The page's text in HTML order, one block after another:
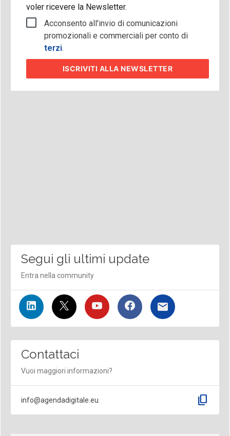
voler ricevere la Newsletter.
Acconsento all'invio di comunicazioni
promozionali e commerciali per conto di
terzi.
ISCRIVITI ALLA NEWSLETTER
Segui gli ultimi update
Entra nella community
Contattaci
Vuoi maggiori informazioni?
info@agendadigitale.eu content_copy